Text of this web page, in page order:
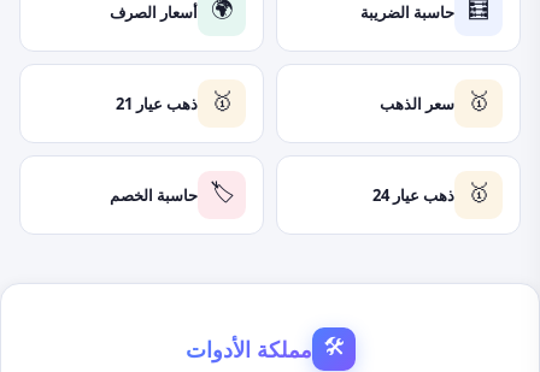
🧮 حاسبة الضريبة 🌍 أسعار الصرف
🥇 سعر الذهب 🥇 ذهب عيار 21
🥇 ذهب عيار 24 🏷️ حاسبة الخصم
🛠 مملكة الأدوات